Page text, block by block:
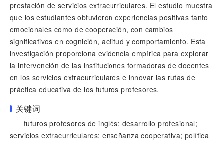
prestación de servicios extracurriculares. El estudio muestra
que los estudiantes obtuvieron experiencias positivas tanto
emocionales como de cooperación, con cambios
significativos en cognición, actitud y comportamiento. Esta
investigación proporciona evidencia empírica para explorar
la intervención de las instituciones formadoras de docentes
en los servicios extracurriculares e innovar las rutas de
práctica educativa de los futuros profesores.
关键词
futuros profesores de inglés; desarrollo profesional;
servicios extracurriculares; enseñanza cooperativa; política